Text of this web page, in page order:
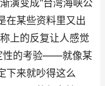
演变成“台湾海峡公
在某些资料里又出
上的反复让人感觉
性的考验——就像某
下来就吵得这么